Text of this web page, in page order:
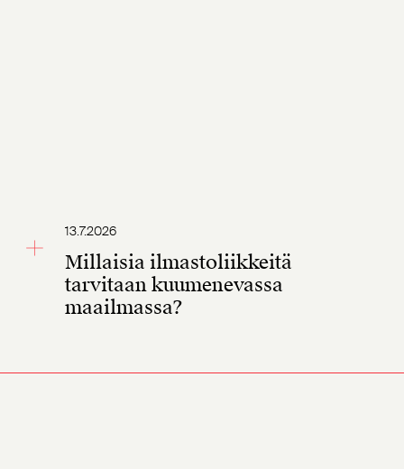
13.7.2026
Millaisia ilmastoliikkeitä
tarvitaan kuumenevassa
maailmassa?